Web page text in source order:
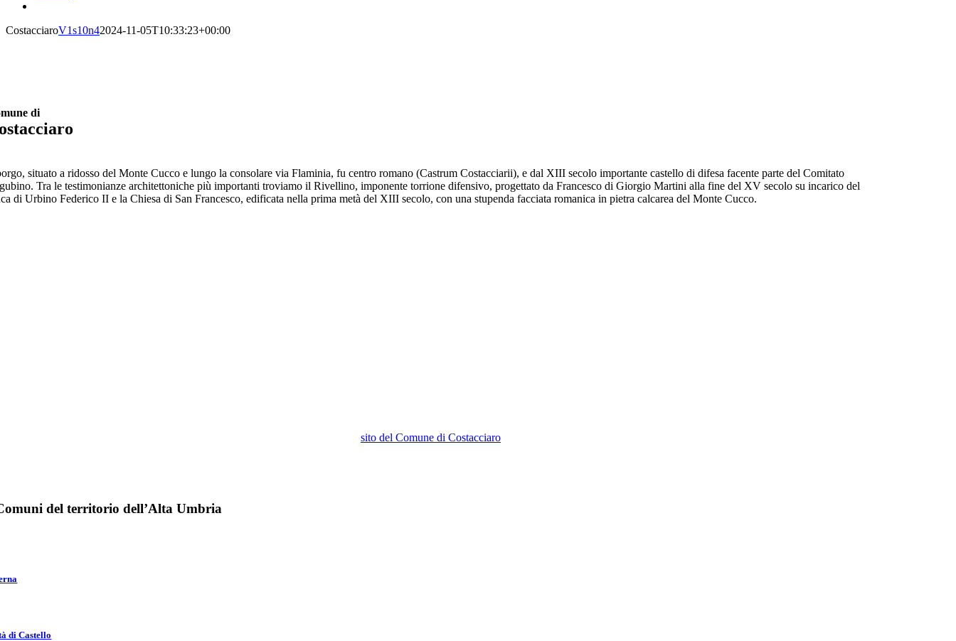
CostacciaroV1s10n42024-11-05T10:33:23+00:00
di
situato a ridosso del Monte Cucco e lungo la consolare via Flaminia, fu centro romano (Castrum Costacciarii), e dal XIII secolo importante castello di difesa facente parte del Comitato
Tra le testimonianze architettoniche più importanti troviamo il Rivellino, imponente torrione difensivo, progettato da Francesco di Giorgio Martini alla fine del XV secolo su incarico del
di Urbino Federico II e la Chiesa di San Francesco, edificata nella prima metà del XIII secolo, con una stupenda facciata romanica in pietra calcarea del Monte Cucco.
sito del Comune di Costacciaro
del territorio dell’Alta Umbria
di Castello